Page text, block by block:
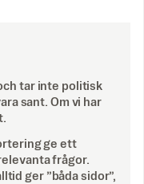
tar inte politisk
sant. Om vi har
ge ett
frågor.
ger ”båda sidor”,